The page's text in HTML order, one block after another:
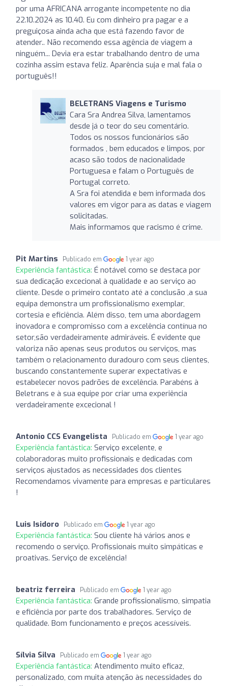
por uma AFRICANA arrogante incompetente no dia
22.10.2024 as 10.40. Eu com dinheiro pra pagar e a
preguiçosa ainda acha que está fazendo favor de
atender.. Não recomendo essa agência de viagem a
ninguém... Devia era estar trabalhando dentro de uma
cozinha assim estava feliz. Aparência suja e mal fala o
português!!
BELETRANS Viagens e Turismo
Cara Sra Andrea Silva, lamentamos
desde já o teor do seu comentário.
Todos os nossos funcionários são
formados , bem educados e limpos, por
acaso são todos de nacionalidade
Portuguesa e falam o Português de
Portugal correto.
A Sra foi atendida e bem informada dos
valores em vigor para as datas e viagem
solicitadas.
Mais informamos que racismo é crime.
Pit Martins Publicado em 1 year ago
Experiência fantástica: É notável como se destaca por
sua dedicação excecional à qualidade e ao serviço ao
cliente. Desde o primeiro contato até a conclusão ,a sua
equipa demonstra um profissionalismo exemplar,
cortesia e eficiência. Além disso, tem uma abordagem
inovadora e compromisso com a excelência contínua no
setor,são verdadeiramente admiráveis. É evidente que
valoriza não apenas seus produtos ou serviços, mas
também o relacionamento duradouro com seus clientes,
buscando constantemente superar expectativas e
estabelecer novos padrões de excelência. Parabéns à
Beletrans e à sua equipe por criar uma experiência
verdadeiramente excecional !
Antonio CCS Evangelista Publicado em 1 year ago
Experiência fantástica: Serviço excelente, e
colaboradoras muito profissionais e dedicadas com
serviços ajustados as necessidades dos clientes
Recomendamos vivamente para empresas e particulares
!
Luis Isidoro Publicado em 1 year ago
Experiência fantástica: Sou cliente há vários anos e
recomendo o serviço. Profissionais muito simpáticas e
proativas. Serviço de excelência!
beatriz ferreira Publicado em 1 year ago
Experiência fantástica: Grande profissionalismo, simpatia
e eficiência por parte dos trabalhadores. Serviço de
qualidade. Bom funcionamento e preços acessíveis.
Sílvia Silva Publicado em 1 year ago
Experiência fantástica: Atendimento muito eficaz,
personalizado, com muita atenção às necessidades do